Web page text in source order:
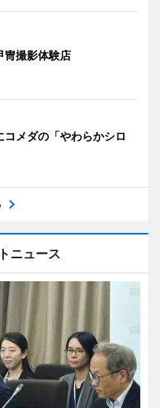
冑撮影体験店
メダの「やわらかシロ
ニュース